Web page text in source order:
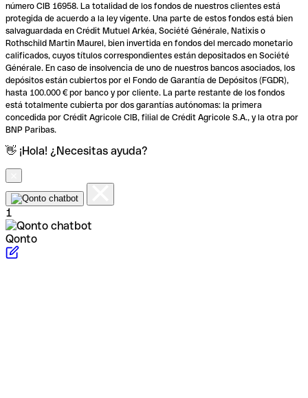
número CIB 16958. La totalidad de los fondos de nuestros clientes está
protegida de acuerdo a la ley vigente. Una parte de estos fondos está bien
salvaguardada en Crédit Mutuel Arkéa, Société Générale, Natixis o
Rothschild Martin Maurel, bien invertida en fondos del mercado monetario
calificados, cuyos títulos correspondientes están depositados en Société
Générale. En caso de insolvencia de uno de nuestros bancos asociados, los
depósitos están cubiertos por el Fondo de Garantía de Depósitos (FGDR),
hasta 100.000 € por banco y por cliente. La parte restante de los fondos
está totalmente cubierta por dos garantías autónomas: la primera
concedida por Crédit Agricole CIB, filial de Crédit Agricole S.A., y la otra por
BNP Paribas.
👋 ¡Hola! ¿Necesitas ayuda?
1
Qonto